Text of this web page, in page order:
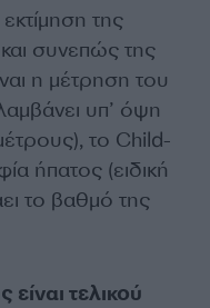
της
συνεπώς της
η μέτρηση του
υπ’ όψη
το Child-
ήπατος (ειδική
το βαθμό της
είναι τελικού